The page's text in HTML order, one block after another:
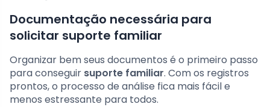
Documentação necessária para
solicitar suporte familiar
Organizar bem seus documentos é o primeiro passo
para conseguir suporte familiar. Com os registros
prontos, o processo de análise fica mais fácil e
menos estressante para todos.